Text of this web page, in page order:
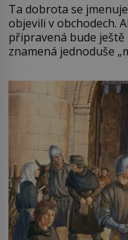
Ta dobrota se
objevili v obchodech.
připravená bude ještě
znamená jednoduše
pře hned několik
Francie, kde se